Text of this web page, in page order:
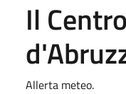
Il
Allerta meteo.